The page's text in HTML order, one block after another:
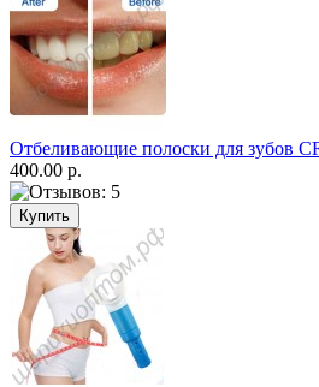
Отбеливающие полоски для зубов
400.00 р.